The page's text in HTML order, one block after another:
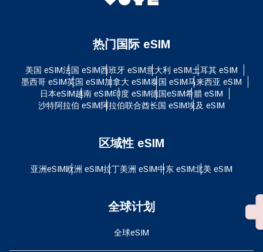
热门国际 eSIM
美国 eSIM法国 eSIM西班牙 eSIM意大利 eSIM土耳其 eSIM
墨西哥 eSIM英国 eSIM加拿大 eSIM泰国 eSIM马来西亚 eSIM
日本eSIM越南 eSIM印度 eSIM德国eSIM希腊 eSIM
沙特阿拉伯 eSIM阿拉伯联合酋长国 eSIM埃及 eSIM
区域性 eSIM
亚洲eSIM欧洲 eSIM拉丁美洲 eSIM中东 eSIM北美 eSIM
全球计划
全球eSIM